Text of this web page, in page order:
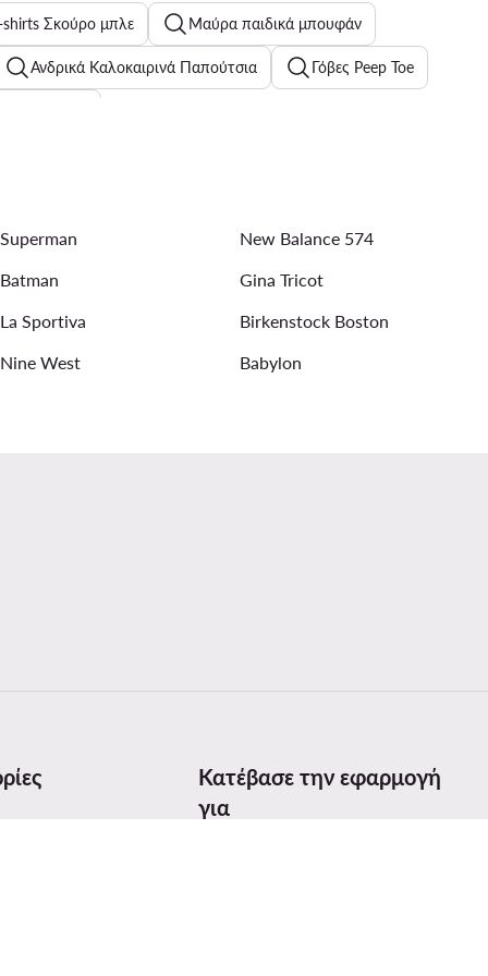
shirts Σκούρο μπλε Μαύρα παιδικά μπουφάν
Ανδρικά Καλοκαιρινά Παπούτσια Γόβες Peep Toe
Pepe Jeans
Superman
New Balance 574
Batman
Gina Tricot
La Sportiva
Birkenstock Boston
Nine West Babylon
Κατέβασε την εφαρμογή
για